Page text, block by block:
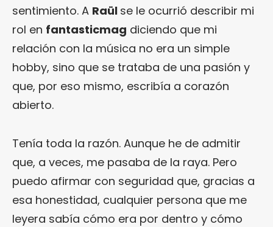
sentimiento. A Raül se le ocurrió describir mi
rol en fantasticmag diciendo que mi
relación con la música no era un simple
hobby, sino que se trataba de una pasión y
que, por eso mismo, escribía a corazón
abierto.
Tenía toda la razón. Aunque he de admitir
que, a veces, me pasaba de la raya. Pero
puedo afirmar con seguridad que, gracias a
esa honestidad, cualquier persona que me
leyera sabía cómo era por dentro y cómo